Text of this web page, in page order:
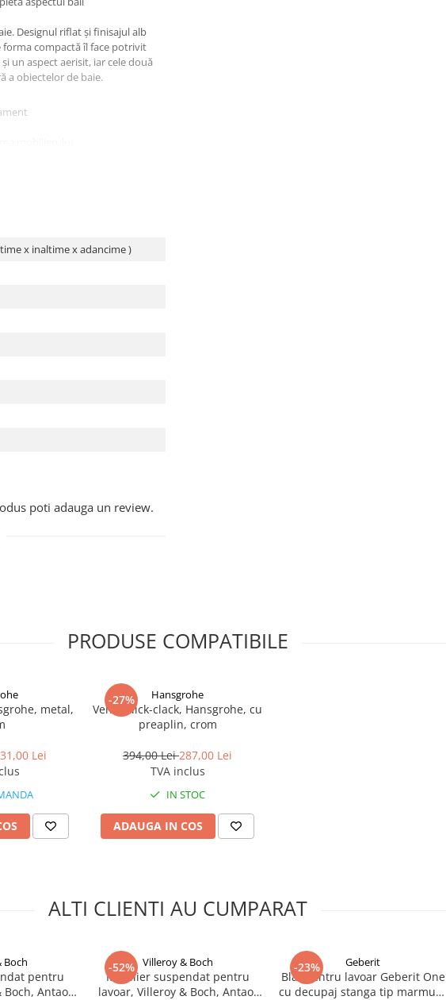
Designul riflat și finisajul alb
compactă îl face potrivit
un aspect aerisit, iar cele două
a obiectelor de baie.
la curățenie
în baie
neincluse în pachetul
către producător fără
x inaltime x adancime )
poti adauga un review.
PRODUSE COMPATIBILE
metal,
Lei
-27% Hansgrohe
Ventil click-clack, Hansgrohe, cu
preaplin, crom
394,00 Lei287,00 Lei
TVA inclus
IN STOC
ADAUGA IN COS
ALTI CLIENTI AU CUMPARAT
Boch
pentru
Boch, Antao,
-52% Villeroy & Boch
Mobilier suspendat pentru
lavoar, Villeroy & Boch, Antao,
-23% Geberit
Blat pentru lavoar Geberit One
cu decupaj stanga tip marmura